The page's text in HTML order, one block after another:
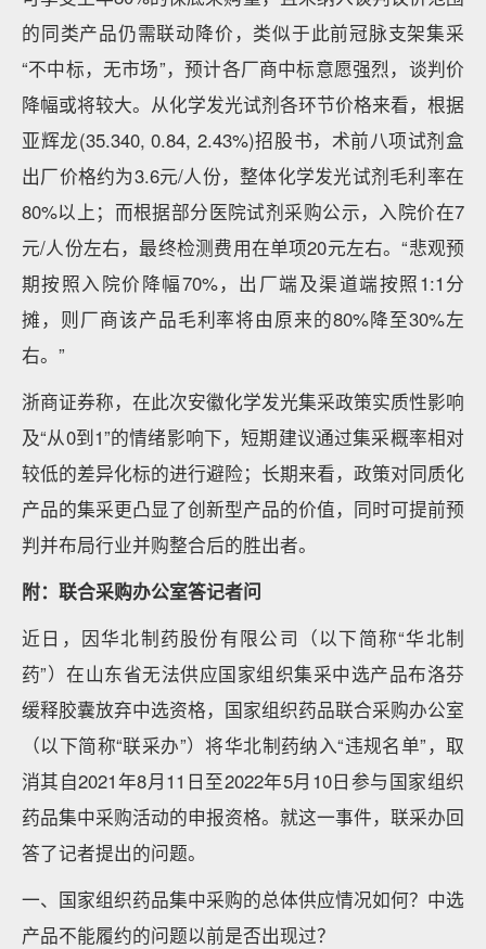
的同类产品仍需联动降价，类似于此前冠脉支架集采
“不中标，无市场”，预计各厂商中标意愿强烈，谈判价
降幅或将较大。从化学发光试剂各环节价格来看，根据
亚辉龙(35.340, 0.84, 2.43%)招股书，术前八项试剂盒
出厂价格约为3.6元/人份，整体化学发光试剂毛利率在
80%以上；而根据部分医院试剂采购公示，入院价在7
元/人份左右，最终检测费用在单项20元左右。“悲观预
期按照入院价降幅70%，出厂端及渠道端按照1:1分
摊，则厂商该产品毛利率将由原来的80%降至30%左
右。”
浙商证券称，在此次安徽化学发光集采政策实质性影响
及“从0到1”的情绪影响下，短期建议通过集采概率相对
较低的差异化标的进行避险；长期来看，政策对同质化
产品的集采更凸显了创新型产品的价值，同时可提前预
判并布局行业并购整合后的胜出者。
附：联合采购办公室答记者问
近日，因华北制药股份有限公司（以下简称“华北制
药”）在山东省无法供应国家组织集采中选产品布洛芬
缓释胶囊放弃中选资格，国家组织药品联合采购办公室
（以下简称“联采办”）将华北制药纳入“违规名单”，取
消其自2021年8月11日至2022年5月10日参与国家组织
药品集中采购活动的申报资格。就这一事件，联采办回
答了记者提出的问题。
一、国家组织药品集中采购的总体供应情况如何？中选
产品不能履约的问题以前是否出现过？